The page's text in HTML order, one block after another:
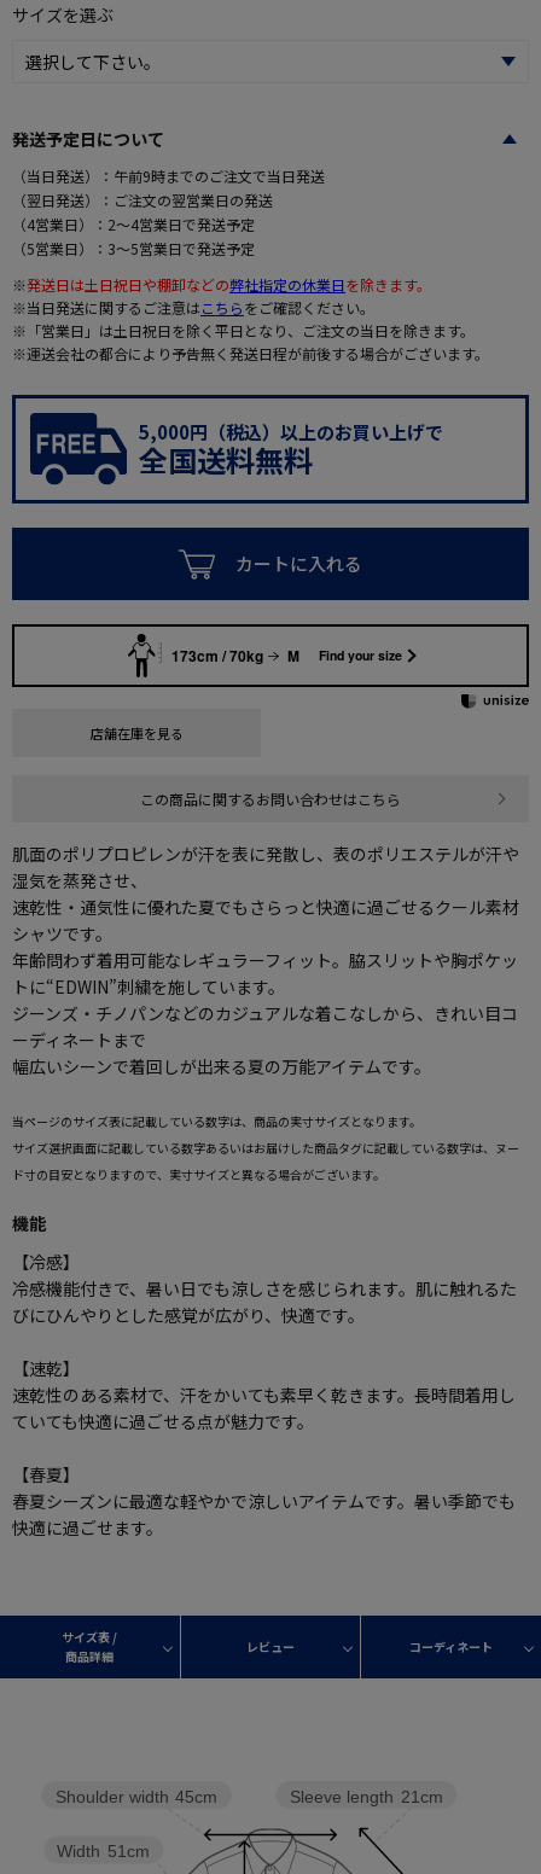
サイズを選ぶ
発送予定日について
（当日発送）：午前9時までのご注文で当日発送
（翌日発送）：ご注文の翌営業日の発送
（4営業日）：2～4営業日で発送予定
（5営業日）：3～5営業日で発送予定
※発送日は土日祝日や棚卸などの弊社指定の休業日を除きます。
※当日発送に関するご注意はこちらをご確認ください。
※「営業日」は土日祝日を除く平日となり、ご注文の当日を除きます。
※運送会社の都合により予告無く発送日程が前後する場合がございます。
5,000円（税込）以上のお買い上げで
全国送料無料
カートに入れる
173cm / 70kg M Find your size
店舗在庫を見る
この商品に関するお問い合わせはこちら
肌面のポリプロピレンが汗を表に発散し、表のポリエステルが汗や
湿気を蒸発させ、
速乾性・通気性に優れた夏でもさらっと快適に過ごせるクール素材
シャツです。
年齢問わず着用可能なレギュラーフィット。脇スリットや胸ポケッ
トに“EDWIN”刺繍を施しています。
ジーンズ・チノパンなどのカジュアルな着こなしから、きれい目コ
ーディネートまで
幅広いシーンで着回しが出来る夏の万能アイテムです。
当ページのサイズ表に記載している数字は、商品の実寸サイズとなります。
サイズ選択画面に記載している数字あるいはお届けした商品タグに記載している数字は、ヌー
ド寸の目安となりますので、実寸サイズと異なる場合がございます。
機能
【冷感】
冷感機能付きで、暑い日でも涼しさを感じられます。肌に触れるた
びにひんやりとした感覚が広がり、快適です。
【速乾】
速乾性のある素材で、汗をかいても素早く乾きます。長時間着用し
ていても快適に過ごせる点が魅力です。
【春夏】
春夏シーズンに最適な軽やかで涼しいアイテムです。暑い季節でも
快適に過ごせます。
サイズ表 /
商品詳細
レビュー コーディネート
Sleeve length 21cm
Width 51cm
Shoulder width 45cm